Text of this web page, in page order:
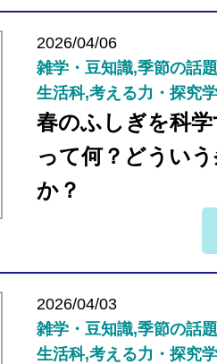
2026/04/06
雑学・豆知識,季節の話
生活科,考える力・探究
春のふしぎを科
って何？どうい
か？
2026/04/03
雑学・豆知識,季節の話
生活科,考える力・探究